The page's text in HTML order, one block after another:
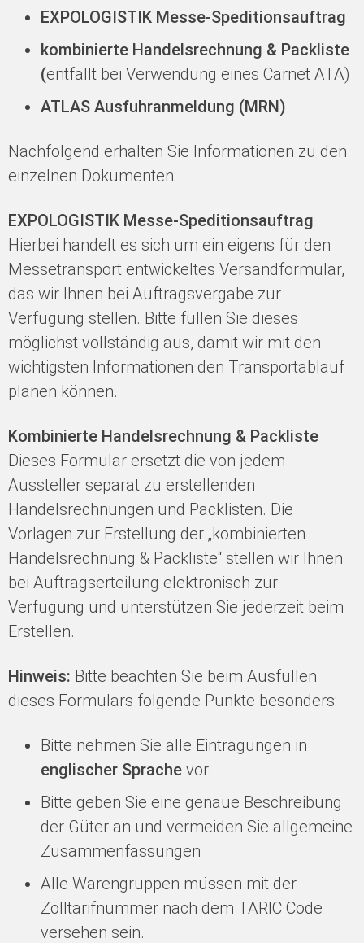
EXPOLOGISTIK Messe-Speditionsauftrag
kombinierte Handelsrechnung & Packliste
(entfällt bei Verwendung eines Carnet ATA)
ATLAS Ausfuhranmeldung (MRN)
Nachfolgend erhalten Sie Informationen zu den
einzelnen Dokumenten:
EXPOLOGISTIK Messe-Speditionsauftrag
Hierbei handelt es sich um ein eigens für den
Messetransport entwickeltes Versandformular,
das wir Ihnen bei Auftragsvergabe zur
Verfügung stellen. Bitte füllen Sie dieses
möglichst vollständig aus, damit wir mit den
wichtigsten Informationen den Transportablauf
planen können.
Kombinierte Handelsrechnung & Packliste
Dieses Formular ersetzt die von jedem
Aussteller separat zu erstellenden
Handelsrechnungen und Packlisten. Die
Vorlagen zur Erstellung der „kombinierten
Handelsrechnung & Packliste“ stellen wir Ihnen
bei Auftragserteilung elektronisch zur
Verfügung und unterstützen Sie jederzeit beim
Erstellen.
Hinweis: Bitte beachten Sie beim Ausfüllen
dieses Formulars folgende Punkte besonders:
Bitte nehmen Sie alle Eintragungen in
englischer Sprache vor.
Bitte geben Sie eine genaue Beschreibung
der Güter an und vermeiden Sie allgemeine
Zusammenfassungen
Alle Warengruppen müssen mit der
Zolltarifnummer nach dem TARIC Code
versehen sein.